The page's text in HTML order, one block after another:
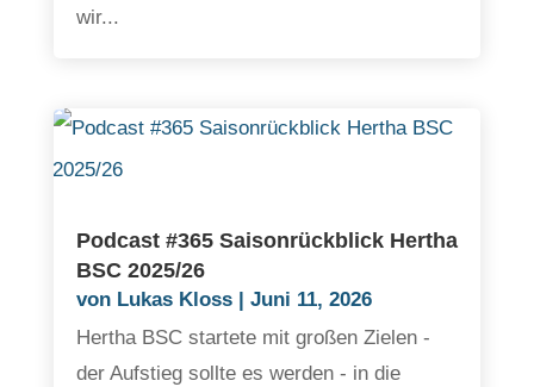
wir...
Podcast #365 Saisonrückblick Hertha
BSC 2025/26
von Lukas Kloss| Juni 11, 2026
Hertha BSC startete mit großen Zielen -
der Aufstieg sollte es werden - in die